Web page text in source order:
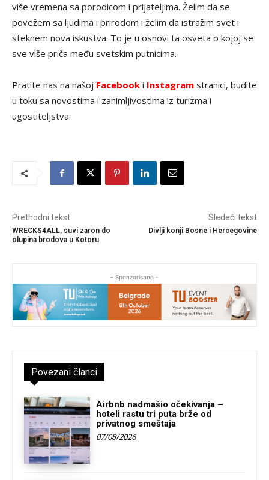
više vremena sa porodicom i prijateljima. Želim da se
povežem sa ljudima i prirodom i želim da istražim svet i
steknem nova iskustva. To je u osnovi ta osveta o kojoj se
sve više priča među svetskim putnicima.
Pratite nas na našoj Facebook i Instagram stranici, budite
u toku sa novostima i zanimljivostima iz turizma i
ugostiteljstva.
Prethodni tekst
WRECKS4ALL, suvi zaron do
olupina brodova u Kotoru
Sledeći tekst
Divlji konji Bosne i Hercegovine
- Sponzorisano -
Povezani članci
Airbnb nadmašio očekivanja –
hoteli rastu tri puta brže od
privatnog smeštaja
07/08/2026